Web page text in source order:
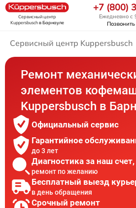
Сервисный центр
Kuppersbuschв Барнауле
+7 (800)
Ежедневно с
Позвонить
Сервисный центр Kuppersbusch
Ремонт
элементов
Kuppersbusch в
Официальный сервис
Гарантийное
до 3 лет
Диагностика за наш счет,
ремонт по желанию
Бесплатный выезд
в день обращения
Срочный ремонт